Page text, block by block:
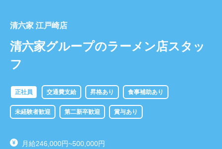
清六家 江戸崎店
清六家グループのラーメン店スタッ
フ
正社員 交通費支給 昇格あり 食事補助あり
未経験者歓迎 第二新卒歓迎 賞与あり
月給246,000円~500,000円